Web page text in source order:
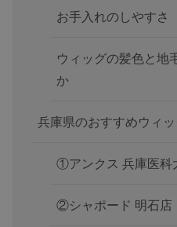
お手入れのしやすさ
ウィッグの髪色と地
か
兵庫県のおすすめウィ
①アンクス 兵庫医科
②シャポード 明石店